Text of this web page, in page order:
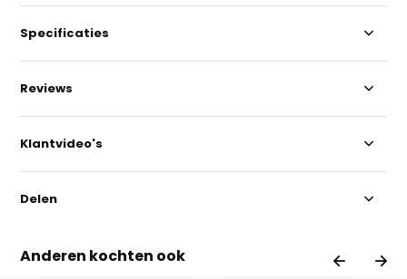
Specificaties
Reviews
Klantvideo's
Delen
Anderen kochten ook